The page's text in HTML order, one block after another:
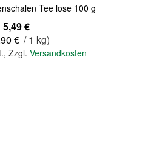
Tee lose 100 g
5,49 €
€ / 1 kg)
,Zzgl.Versandkosten